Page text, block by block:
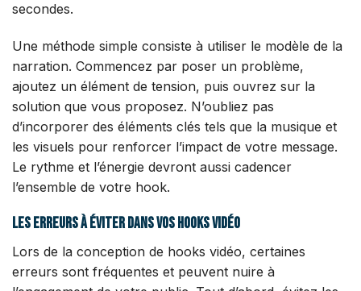
secondes.
Une méthode simple consiste à utiliser le modèle de la
narration. Commencez par poser un problème,
ajoutez un élément de tension, puis ouvrez sur la
solution que vous proposez. N’oubliez pas
d’incorporer des éléments clés tels que la musique et
les visuels pour renforcer l’impact de votre message.
Le rythme et l’énergie devront aussi cadencer
l’ensemble de votre hook.
Les erreurs à éviter dans vos hooks vidéo
Lors de la conception de hooks vidéo, certaines
erreurs sont fréquentes et peuvent nuire à